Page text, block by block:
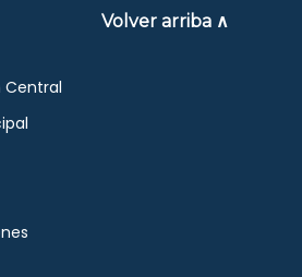
Volver arriba ∧
Central